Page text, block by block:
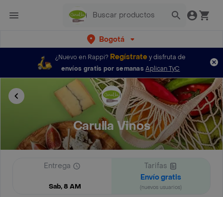
Bogotá
¿Nuevo en Rappi? Regístratey disfruta de
envíos gratis por semanas Aplican TyC
Carulla Vinos
Entrega
Sab, 8 AM
Tarifas
Envío gratis
(nuevos usuarios)